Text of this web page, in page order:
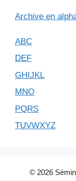
Archive en
ABC
DEF
GHIJKL
MNO
PQRS
TUVWXYZ
© 2026